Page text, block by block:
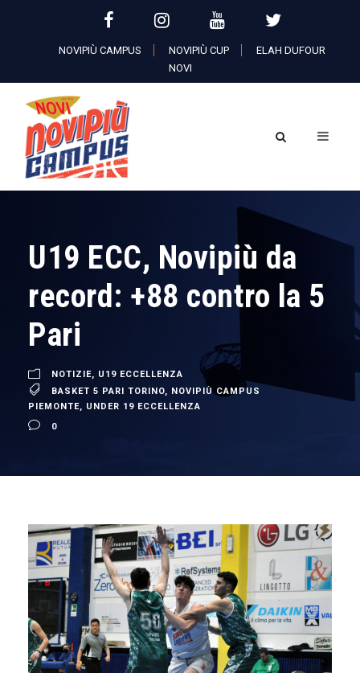
NOVIPIÙ CAMPUS NOVIPIÙ CUP
ELAH DUFOUR
NOVI
U19 ECC, Novipiù da
record: +88 contro la 5
Pari
NOTIZIE, U19 ECCELLENZA
BASKET 5 PARI TORINO, NOVIPIÙ CAMPUS
PIEMONTE, UNDER 19 ECCELLENZA
0